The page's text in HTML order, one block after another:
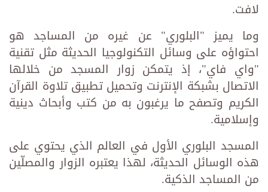
لافت.
وما يميز "البلوري" عن غيره من المساجد هو
احتواؤه على وسائل التكنولوجيا الحديثة مثل تقنية
"واي فاي"، إذ يتمكن زوار المسجد من خلالها
الاتصال بشبكة الإنترنت وتحميل تطبيق تلاوة القرآن
الكريم وتصفح ما يرغبون به من كتب وأبحاث دينية
وإسلامية.
المسجد البلوري الأول في العالم الذي يحتوي على
هذه الوسائل الحديثة، لهذا يعتبره الزوار والمصلّين
من المساجد الذكية.